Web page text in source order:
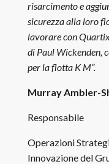
risarcimento e
sicurezza alla loro
lavorare con
di Paul Wickenden,
per la flotta K M”.
Murray Ambler-
Responsabile
Operazioni
Innovazione del